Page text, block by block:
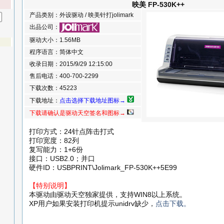
映美 FP-530K++
产品类别：外设驱动 / 映美针打jolimark
出品公司：
驱动大小：1.56MB
程序语言：简体中文
收录日期：2015/9/29 12:15:00
售后电话：400-700-2299
下载次数：45223
下载地址： 点击选择下载地址图标→
下载请确认是驱动天空签名和图标→
打印方式：24针点阵击打式
打印宽度：82列
复写能力：1+6份
接口：USB2.0；并口
硬件ID：USBPRINT\Jolimark_FP-530K++5E99
【特别说明】
本驱动由驱动天空独家提供，支持WIN8以上系统。
XP用户如果安装打印机提示unidrv缺少， 点击下载。